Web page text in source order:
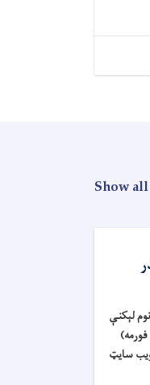
Show all
لېکنې
سايټ